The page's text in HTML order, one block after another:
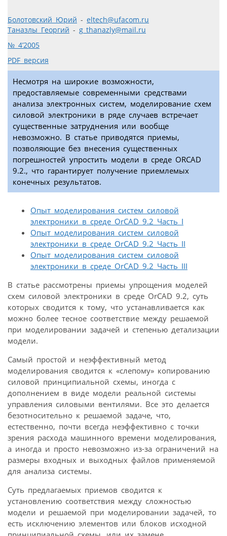
Болотовский Юрий - eltech@ufacom.ru
Таназлы Георгий - g_thanazly@mail.ru
№ 4’2005
PDF версия
Несмотря на широкие возможности,
предоставляемые современными средствами
анализа электронных систем, моделирование схем
силовой электроники в ряде случаев встречает
существенные затруднения или вообще
невозможно. В статье приводятся приемы,
позволяющие без внесения существенных
погрешностей упростить модели в среде ORCAD
9.2., что гарантирует получение приемлемых
конечных результатов.
Опыт моделирования систем силовой
электроники в среде OrCAD 9.2 Часть I
Опыт моделирования систем силовой
электроники в среде OrCAD 9.2 Часть II
Опыт моделирования систем силовой
электроники в среде OrCAD 9.2 Часть III
В статье рассмотрены приемы упрощения моделей
схем силовой электроники в среде OrCAD 9.2, суть
которых сводится к тому, что устанавливается как
можно более тесное соответствие между решаемой
при моделировании задачей и степенью детализации
модели.
Самый простой и неэффективный метод
моделирования сводится к «слепому» копированию
силовой принципиальной схемы, иногда с
дополнением в виде модели реальной системы
управления силовыми вентилями. Все это делается
безотносительно к решаемой задаче, что,
естественно, почти всегда неэффективно с точки
зрения расхода машинного времени моделирования,
а иногда и просто невозможно из-за ограничений на
размеры входных и выходных файлов применяемой
для анализа системы.
Суть предлагаемых приемов сводится к
установлению соответствия между сложностью
модели и решаемой при моделировании задачей, то
есть исключению элементов или блоков исходной